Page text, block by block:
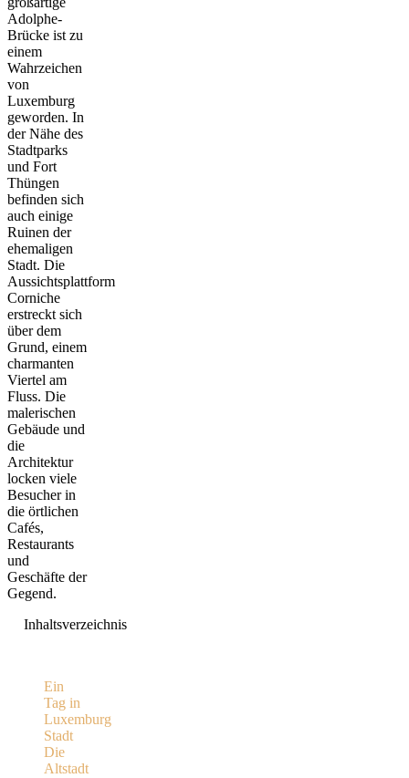
Adolphe-
Brücke ist zu
einem
Wahrzeichen
von
Luxemburg
geworden. In
der Nähe des
Stadtparks
und Fort
Thüngen
befinden sich
auch einige
Ruinen der
ehemaligen
Stadt. Die
Aussichtsplattform
Corniche
erstreckt sich
über dem
Grund, einem
charmanten
Viertel am
Fluss. Die
malerischen
Gebäude und
die
Architektur
locken viele
Besucher in
die örtlichen
Cafés,
Restaurants
und
Geschäfte der
Gegend.
Inhaltsverzeichnis
Ein
Tag in
Luxemburg
Stadt
Die
Altstadt